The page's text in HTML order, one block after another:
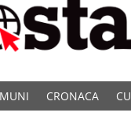
CRONACA